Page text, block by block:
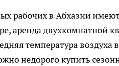
рабочих в Абхазии
аренда двухкомнатной
температура воздуха
недорого купить